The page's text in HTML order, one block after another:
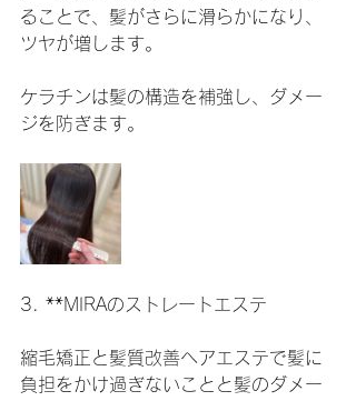
ることで、髪がさらに滑らかになり、
ツヤが増します。
ケラチンは髪の構造を補強し、ダメー
ジを防ぎます。
3. **MIRAのストレートエステ
縮毛矯正と髪質改善ヘアエステで髪に
負担をかけ過ぎないことと髪のダメー